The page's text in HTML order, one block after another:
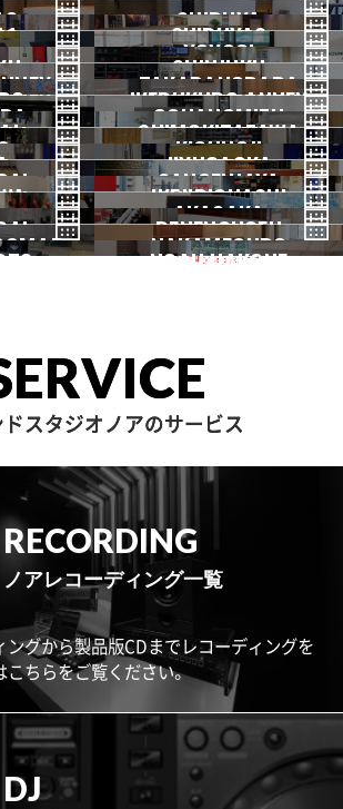
SHIBUYA
渋谷本店
SHIBUYA2
渋谷2号
YOYOGI
代々木
SHINJUKU
新宿
TAKADANOBABA
高田馬場
IKEBUKURO ANNEX
池袋ANNEX
OCHANOMIZU
御茶ノ水
SHIMOKITAZAWA
下北沢
KICHIJOJI
吉祥寺
JIYUGAOKA
自由が丘
SANGENJAYA
三軒茶屋
IKEJIRIOHASHI
池尻大橋
一時閉店中
AKASAKA
赤坂
DENENCHOFU
田園調布
NAKAMEGURO
中目黒
NOAH HAKONE
スタジオノアのサービス
RECORDING
ノアレコーディング一覧
ングから製品版CDまでレコーディングを
ちらをご覧ください。
DJ